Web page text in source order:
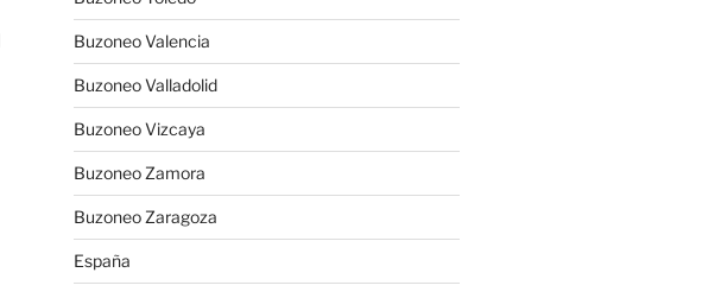
Buzoneo Valencia
Buzoneo Valladolid
Buzoneo Vizcaya
Buzoneo Zamora
Buzoneo Zaragoza
España